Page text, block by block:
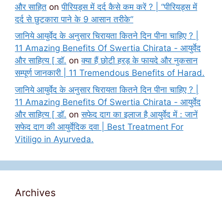
और साहित onपीरियड्स में दर्द कैसे कम करें ? | “पीरियड्स में
दर्द से छुटकारा पाने के 9 आसान तरीके”
जानिये आयुर्वेद के अनुसार चिरायता कितने दिन पीना चाहिए ? |
11 Amazing Benefits Of Swertia Chirata - आयुर्वेद
और साहित्य [ डॉ. onक्या हैं छोटी हरड़ के फायदे और नुकसान
सम्पूर्ण जानकारी | 11 Tremendous Benefits of Harad.
जानिये आयुर्वेद के अनुसार चिरायता कितने दिन पीना चाहिए ? |
11 Amazing Benefits Of Swertia Chirata - आयुर्वेद
और साहित्य [ डॉ. onसफेद दाग का इलाज है आयुर्वेद में : जानें
सफेद दाग की आयुर्वेदिक दवा | Best Treatment For
Vitiligo in Ayurveda.
Archives